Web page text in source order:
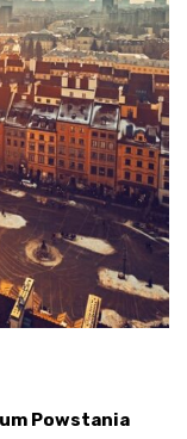
Powstania